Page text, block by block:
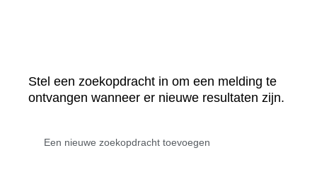
Stel een zoekopdracht in om een melding te
ontvangen wanneer er nieuwe resultaten zijn.